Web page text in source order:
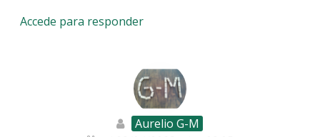
Accede para responder
Aurelio G-M